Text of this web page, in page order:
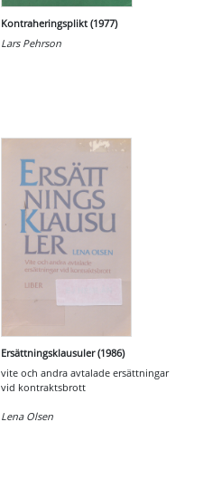
Kontraheringsplikt (1977)
Lars Pehrson
Ersättningsklausuler (1986)
vite och andra avtalade ersättningar
vid kontraktsbrott
Lena Olsen